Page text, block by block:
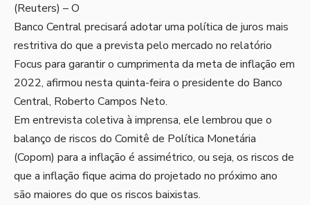
(Reuters) – O
Banco Central precisará adotar uma política de juros mais
restritiva do que a prevista pelo mercado no relatório
Focus para garantir o cumprimenta da meta de inflação em
2022, afirmou nesta quinta-feira o presidente do Banco
Central, Roberto Campos Neto.
Em entrevista coletiva à imprensa, ele lembrou que o
balanço de riscos do Comitê de Política Monetária
(Copom) para a inflação é assimétrico, ou seja, os riscos de
que a inflação fique acima do projetado no próximo ano
são maiores do que os riscos baixistas.